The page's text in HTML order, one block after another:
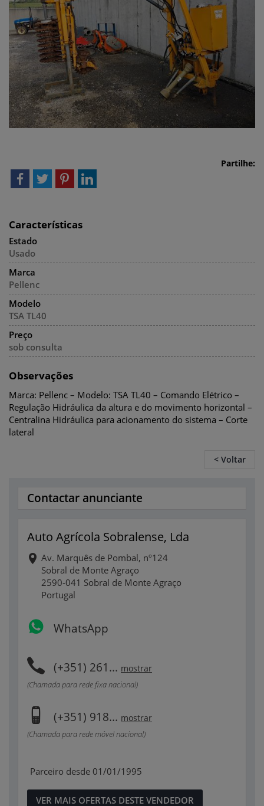
Partilhe:
Características
Estado
Usado
Marca
Pellenc
Modelo
TSA TL40
Preço
sob consulta
Observações
Marca: Pellenc – Modelo: TSA TL40 – Comando Elétrico –
Regulação Hidráulica da altura e do movimento horizontal –
Centralina Hidráulica para acionamento do sistema – Corte
lateral
< Voltar
Contactar anunciante
Auto Agrícola Sobralense, Lda
Av. Marquês de Pombal, nº124
Sobral de Monte Agraço
2590-041 Sobral de Monte Agraço
Portugal
WhatsApp
(+351) 261... mostrar
(Chamada para rede fixa nacional)
(+351) 918... mostrar
(Chamada para rede móvel nacional)
Parceiro desde 01/01/1995
VER MAIS OFERTAS DESTE VENDEDOR